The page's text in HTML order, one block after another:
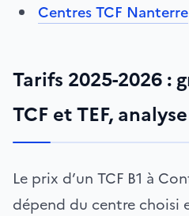
Centres TCF Nanterre
Tarifs 2025-2026 :
TCF et TEF,
Le prix d’un TCF B1 à
dépend du centre choisi